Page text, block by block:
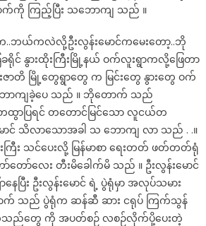
က်ကို ကြည့်ပြီး သဘောကျ သည် ။
ဘယ်ကလဲလို့ဦးလွန်းမောင်ကမေးတော့..ဘို
ရိုင် နွားထိုးကြီးမြို့နယ် ဝက်လူးရွာကလို့ဖြေတာ
ဇာတိ မြို့တွေရွာတွေ က မြင်းတွေ နွားတွေ ဝက်
ောကျခဲ့ပေ သည် ။ ဘိုတောက် သည်
တထွာပြရင် တတောင်မြင်သော လူငယ်တ
ာင် သိလာသောအခါ သ ဘောကျ လာ သည် . .။
း သင်ပေးလို့ မြန်မာစာ ရေးတတ် ဖတ်တတ်ရုံ
တော်လေး တီးမိခေါက်မိ သည် ။ ဦးလွန်းမောင်
ေပြီး ဦးလွန်းမောင် ရဲ့ ပွဲရုံမှာ အလုပ်သမား
ာက် သည် ပွဲရုံက ဆန်ဆီ ဆား ငရုပ် ကြက်သွန်
သည်တွေ ကို အပတ်စဉ် လစဉ်လိုက်ပို့ပေးတဲ့